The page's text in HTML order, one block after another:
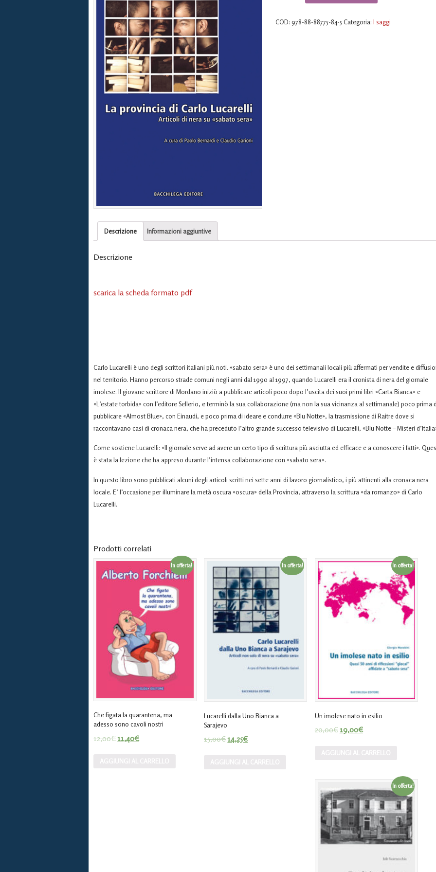
di
COD:978-88-88775-84-5 Categoria:I saggi
Descrizione Informazioni aggiuntive
Descrizione
scarica la scheda formato pdf
Carlo Lucarelli è uno degli scrittori italiani più noti. «sabato sera» è uno dei settimanali locali più affermati per vendite e
nel territorio. Hanno percorso strade comuni negli anni dal 1990 al 1997, quando Lucarelli era il cronista di nera del giornale
imolese. Il giovane scrittore di Mordano iniziò a pubblicare articoli poco dopo l’uscita dei suoi primi libri «Carta Bianca» e
«L’estate torbida» con l’editore Sellerio, e terminò la sua collaborazione (ma non la sua vicinanza al settimanale) poco prima
pubblicare «Almost Blue», con Einaudi, e poco prima di ideare e condurre «Blu Notte», la trasmissione di Raitre dove si
raccontavano casi di cronaca nera, che ha preceduto l’altro grande successo televisivo di Lucarelli, «Blu Notte – Misteri
Come sostiene Lucarelli: «Il giornale serve ad avere un certo tipo di scrittura più asciutta ed efficace e a conoscere i fatti».
è stata la lezione che ha appreso durante l’intensa collaborazione con «sabato sera».
In questo libro sono pubblicati alcuni degli articoli scritti nei sette anni di lavoro giornalistico, i più attinenti alla cronaca nera
locale. E’ l’occasione per illuminare la metà oscura «oscura» della Provincia, attraverso la scrittura «da romanzo» di Carlo
Lucarelli.
Prodotti correlati
In offerta!
Che figata la quarantena, ma
adesso sono cavoli nostri
12,00€11,40€
In offerta!
Lucarelli dalla Uno Bianca a
Sarajevo
15,00€14,25€
In offerta!
Un imolese nato in esilio
20,00€19,00€
In offerta!